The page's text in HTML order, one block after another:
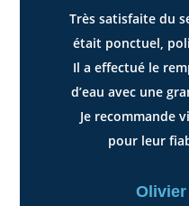
Très satisfaite du
était ponctuel,
Il a effectué le
d’eau avec une
Je recommande
pour leur
Olivier